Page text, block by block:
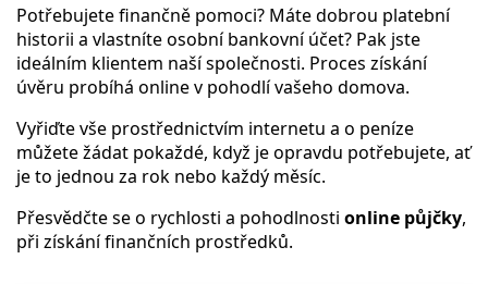
Potřebujete finančně pomoci? Máte dobrou platební
historii a vlastníte osobní bankovní účet? Pak jste
ideálním klientem naší společnosti. Proces získání
úvěru probíhá online v pohodlí vašeho domova.
Vyřiďte vše prostřednictvím internetu a o peníze
můžete žádat pokaždé, když je opravdu potřebujete, ať
je to jednou za rok nebo každý měsíc.
Přesvědčte se o rychlosti a pohodlnosti online půjčky,
při získání finančních prostředků.